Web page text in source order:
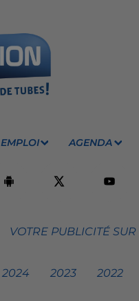
EMPLOI AGENDA
VOTRE PUBLICITÉ
2024 2023 2022